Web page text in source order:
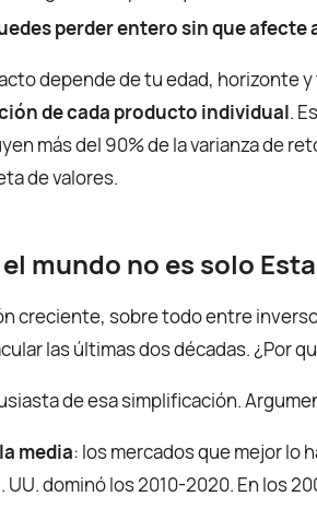
perder entero sin que afecte
depende de tu edad, horizonte
de cada producto individual.
más del 90% de la varianza de
de valores.
mundo no es solo
creciente, sobre todo entre
las últimas dos décadas. ¿Por
de esa simplificación.
media: los mercados que mejor lo
UU. dominó los 2010-2020. En los